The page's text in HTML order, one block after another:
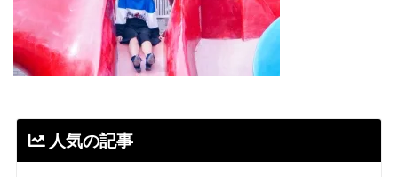
人気の記事